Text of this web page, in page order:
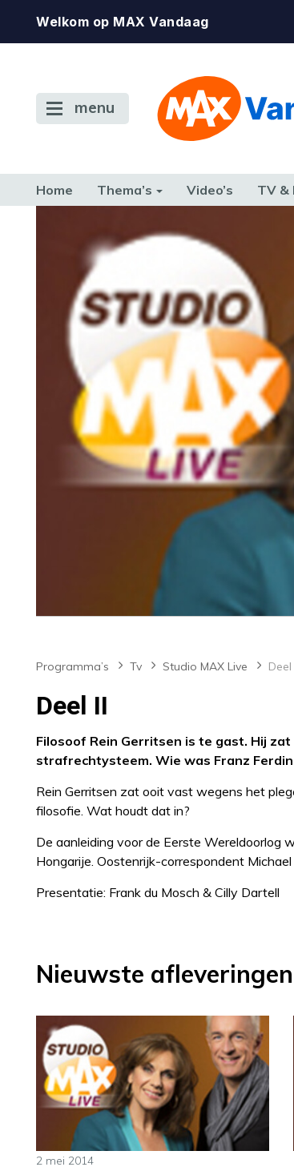
Welkom op MAX Vandaag
menu
Home Thema’s Video’s TV &
TERUG NAAR TOEN
Programma’s Tv Studio MAX Live Deel
Deel II
Filosoof Rein Gerritsen is te gast. Hij
strafrechtysteem. Wie was Franz
Rein Gerritsen zat ooit vast wegens het
filosofie. Wat houdt dat in?
De aanleiding voor de Eerste Wereldoorlog
Hongarije. Oostenrijk-correspondent
Presentatie: Frank du Mosch & Cilly Dartell
Nieuwste afleveringen
2 mei 2014